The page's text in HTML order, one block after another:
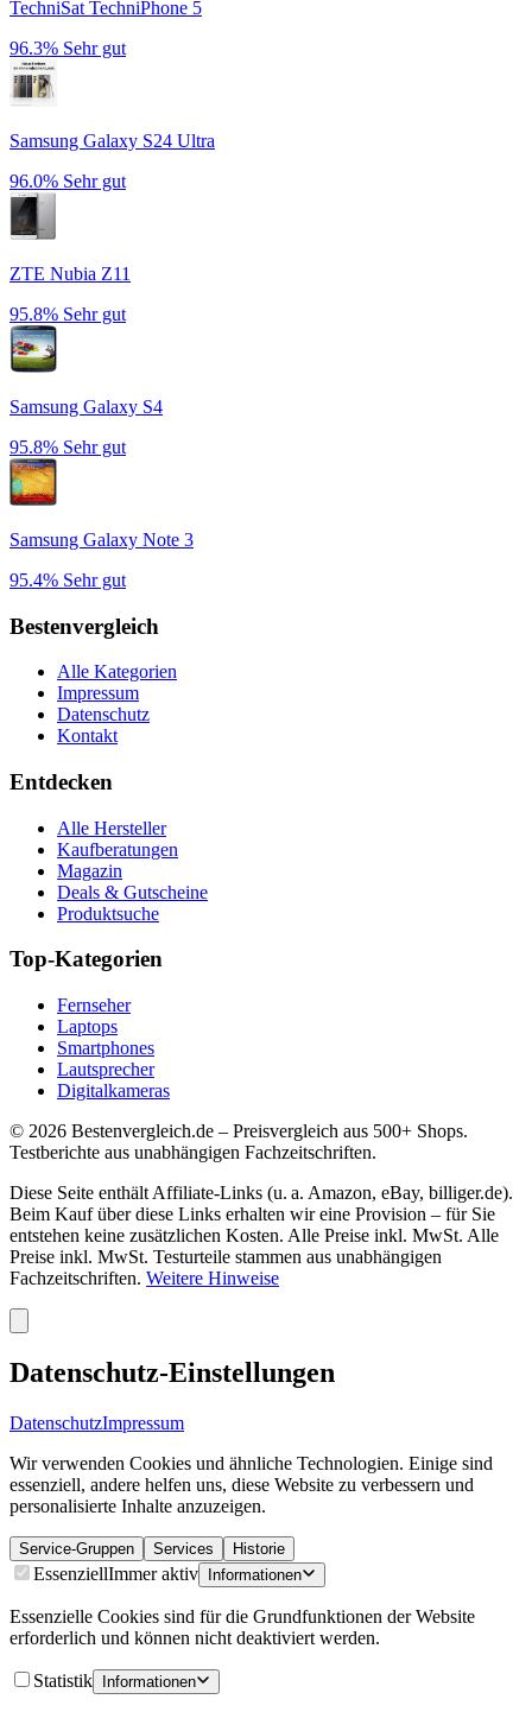
TechniSat TechniPhone 5
96.3% Sehr gut
Samsung Galaxy S24 Ultra
96.0% Sehr gut
ZTE Nubia Z11
95.8% Sehr gut
Samsung Galaxy S4
95.8% Sehr gut
Samsung Galaxy Note 3
95.4% Sehr gut
Bestenvergleich
Alle Kategorien
Impressum
Datenschutz
Kontakt
Entdecken
Alle Hersteller
Kaufberatungen
Magazin
Deals & Gutscheine
Produktsuche
Top-Kategorien
Fernseher
Laptops
Smartphones
Lautsprecher
Digitalkameras
© 2026 Bestenvergleich.de – Preisvergleich aus 500+ Shops.
Testberichte aus unabhängigen Fachzeitschriften.
Diese Seite enthält Affiliate-Links (u. a. Amazon, eBay, billiger.de).
Beim Kauf über diese Links erhalten wir eine Provision – für Sie
entstehen keine zusätzlichen Kosten. Alle Preise inkl. MwSt. Alle
Preise inkl. MwSt. Testurteile stammen aus unabhängigen
Fachzeitschriften. Weitere Hinweise
Datenschutz-Einstellungen
DatenschutzImpressum
Wir verwenden Cookies und ähnliche Technologien. Einige sind
essenziell, andere helfen uns, diese Website zu verbessern und
personalisierte Inhalte anzuzeigen.
Service-Gruppen Services Historie
EssenziellImmer aktiv Informationen
Essenzielle Cookies sind für die Grundfunktionen der Website
erforderlich und können nicht deaktiviert werden.
Statistik Informationen